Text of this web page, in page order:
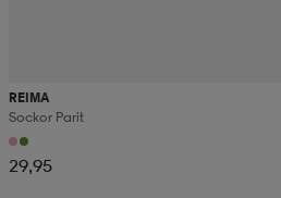
REIMA
Sockor Parit
29,95